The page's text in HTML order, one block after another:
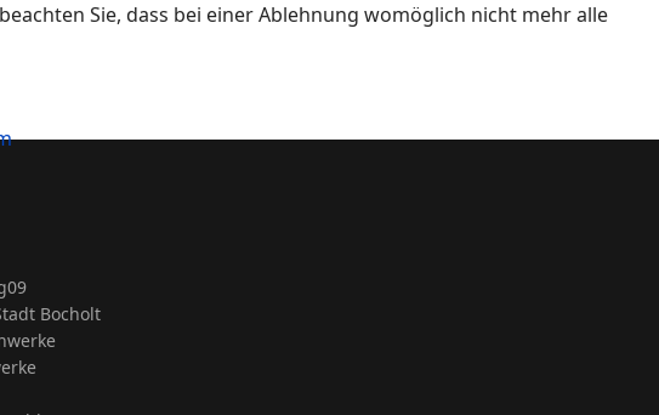
Bocholt
Sie, dass bei einer Ablehnung womöglich nicht mehr alle